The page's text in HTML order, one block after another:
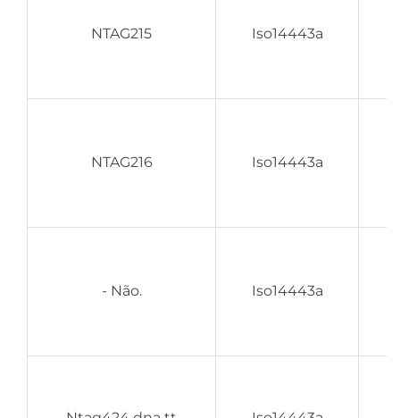
NTAG215 Iso14443a
NTAG216 Iso14443a
- Não. Iso14443a